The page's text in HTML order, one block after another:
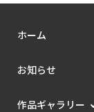
ホーム
お知らせ
作品ギャラリー